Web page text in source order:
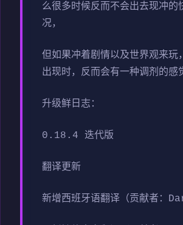
么很多时候反而不会出去现冲的
况，
但如果冲着剧情以及世界观来玩
出现时，反而会有一种调剂的感
升级鲜日志：
0.18.4 迭代版
翻译更新
新增西班牙语翻译（贡献者：